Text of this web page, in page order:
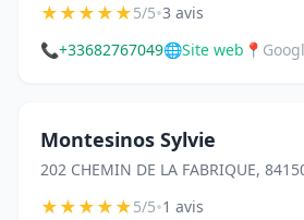
★★★★★5/5•3 avis
📞+33682767049🌐Site web 📍
Montesinos Sylvie
202 CHEMIN DE LA FABRIQUE,
★★★★★5/5•1 avis